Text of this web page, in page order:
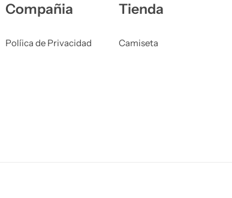
Compañia
Políica de Privacidad
Tienda
Camiseta